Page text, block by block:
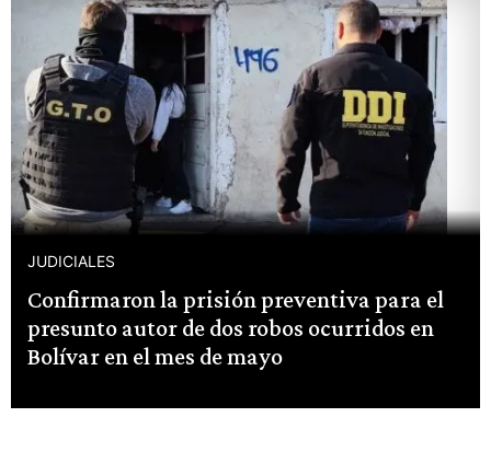
JUDICIALES
Confirmaron la prisión preventiva para el
presunto autor de dos robos ocurridos en
Bolívar en el mes de mayo